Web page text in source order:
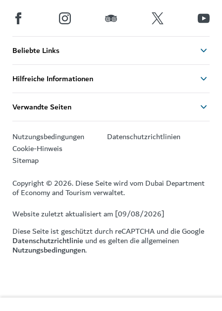
Beliebte Links
Hilfreiche Informationen
Verwandte Seiten
Nutzungsbedingungen
Datenschutzrichtlinien
Cookie-Hinweis
Sitemap
Copyright © 2026. Diese Seite wird vom Dubai Department
of Economy and Tourism verwaltet.
Website zuletzt aktualisiert am [09/08/2026]
Diese Seite ist geschützt durch reCAPTCHA und die Google
Datenschutzrichtlinie und es gelten die allgemeinen
Nutzungsbedingungen.